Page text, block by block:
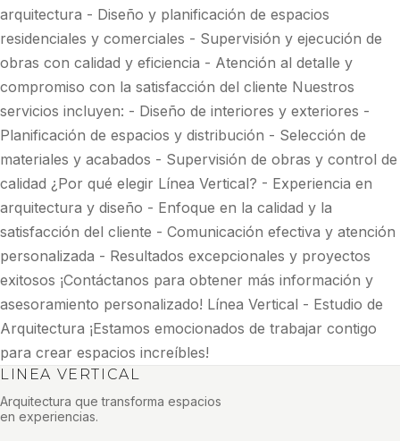
arquitectura - Diseño y planificación de espacios
residenciales y comerciales - Supervisión y ejecución de
obras con calidad y eficiencia - Atención al detalle y
compromiso con la satisfacción del cliente Nuestros
servicios incluyen: - Diseño de interiores y exteriores -
Planificación de espacios y distribución - Selección de
materiales y acabados - Supervisión de obras y control de
calidad ¿Por qué elegir Línea Vertical? - Experiencia en
arquitectura y diseño - Enfoque en la calidad y la
satisfacción del cliente - Comunicación efectiva y atención
personalizada - Resultados excepcionales y proyectos
exitosos ¡Contáctanos para obtener más información y
asesoramiento personalizado! Línea Vertical - Estudio de
Arquitectura ¡Estamos emocionados de trabajar contigo
para crear espacios increíbles!
LINEA VERTICAL
Arquitectura que transforma espacios
en experiencias.